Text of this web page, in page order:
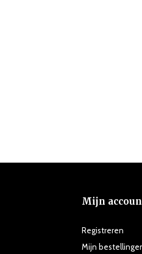
Mijn
Registreren
Mijn